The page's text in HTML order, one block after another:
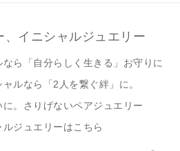
、イニシャルジュエリー
なら「自分らしく生きる」お守りに
ルなら「2人を繋ぐ絆」に。
に。さりげないペアジュエリー
ジュエリーはこちら